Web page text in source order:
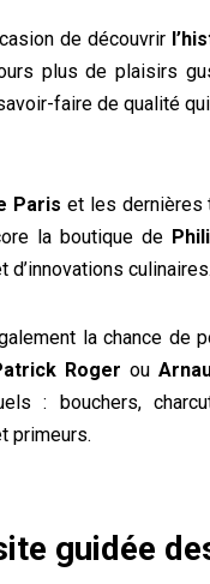
de découvrir
plus de plaisirs
faire de qualité
Paris et les dernières
la boutique de
culinaires.
la chance
Roger ou
: bouchers,
primeurs.
guidée